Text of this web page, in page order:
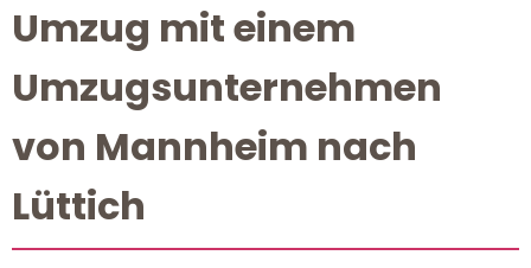
Umzug mit einem
Umzugsunternehmen
von Mannheim nach
Lüttich